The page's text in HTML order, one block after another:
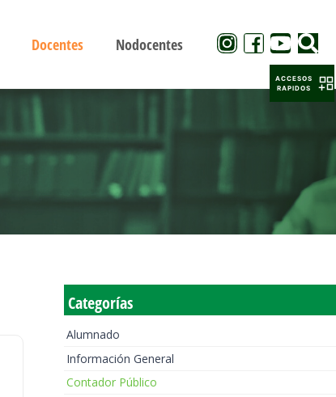
Docentes Nodocentes
Categorías
Alumnado
Información General
Contador Público
ACCESOS
RAPIDOS